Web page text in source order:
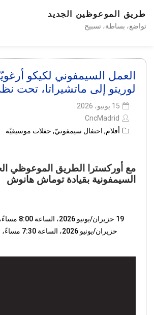
طريق الموعوظين الجديد
تواضع، بساطة، تسبيح
العمل السيمفوني لكيكو
لوريتو إلى ماتشيراتا، تحت
15 يونيو، 2026
CncMadrid
أفلام, احتفال سيمفونيّ, حفلات موسيقيّة
مع أوركسترا الطريق الموعوظي
السيمفونية بقيادة توماش هانوش
حزيران/يونيو 2026، الساعة 7:30 مساءً، في ماتشيراتا